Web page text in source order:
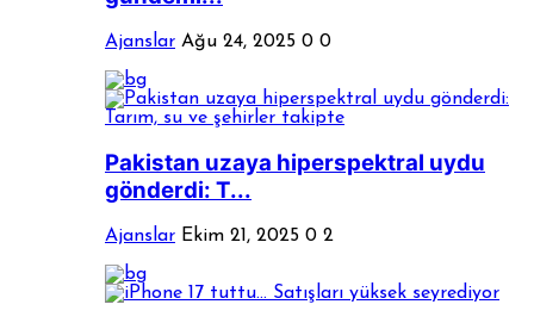
Ajanslar Ağu 24, 2025 0 0
Pakistan uzaya hiperspektral uydu
gönderdi: T...
Ajanslar Ekim 21, 2025 0 2